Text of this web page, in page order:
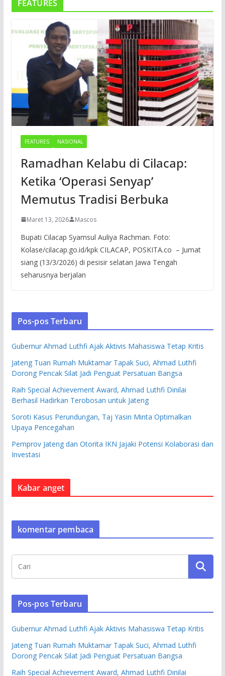
FEATURES
FEATURES NASIONAL
Ramadhan Kelabu di Cilacap:
Ketika ‘Operasi Senyap’
Memutus Tradisi Berbuka
Maret 13, 2026 Mascos
Bupati Cilacap Syamsul Auliya Rachman. Foto:
Kolase/cilacap.go.id/kpk CILACAP, POSKITA.co – Jumat
siang (13/3/2026) di pesisir selatan Jawa Tengah
seharusnya berjalan
Pos-pos Terbaru
Gubernur Ahmad Luthfi Ajak Aktivis Mahasiswa Tetap Kritis
Jateng Tuan Rumah Muktamar Tapak Suci, Ahmad Luthfi
Dorong Pencak Silat Jadi Penguat Persatuan Bangsa
Raih Special Achievement Award, Ahmad Luthfi Dinilai
Berhasil Hadirkan Terobosan untuk Jateng
Soroti Kasus Perundungan, Taj Yasin Minta Optimalkan
Upaya Pencegahan
Pemprov Jateng dan Otorita IKN Jajaki Potensi Kolaborasi dan
Investasi
Kabar anget
komentar pembaca
Pos-pos Terbaru
Gubernur Ahmad Luthfi Ajak Aktivis Mahasiswa Tetap Kritis
Jateng Tuan Rumah Muktamar Tapak Suci, Ahmad Luthfi
Dorong Pencak Silat Jadi Penguat Persatuan Bangsa
Raih Special Achievement Award, Ahmad Luthfi Dinilai